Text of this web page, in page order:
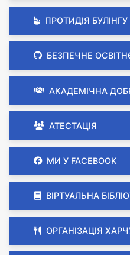
ПРОТИДІЯ БУЛІНГУ
БЕЗПЕЧНЕ
АКАДЕМІЧНА
АТЕСТАЦІЯ
МИ У FACEBOOK
ВІРТУАЛЬНА
ОРГАНІЗАЦІЯ